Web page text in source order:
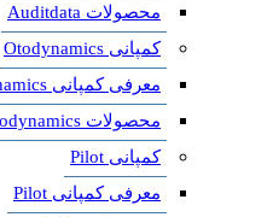
محصولات Auditdata
کمپانی Otodynamics
معرفی کمپانی Otodynamics
محصولات Otodynamics
کمپانی Pilot
معرفی کمپانی Pilot